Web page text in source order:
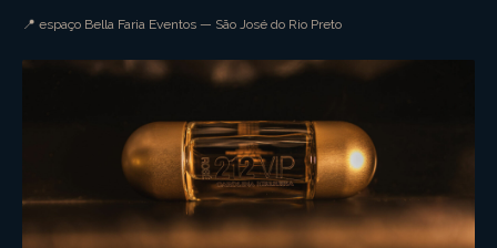
📍 espaço Bella Faria Eventos — São José do Rio Preto